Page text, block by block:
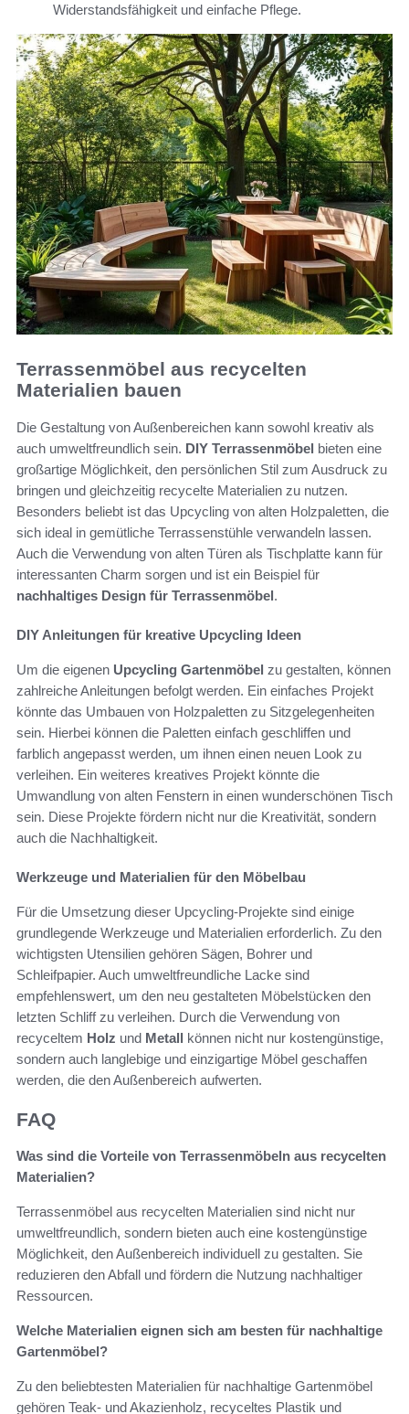
Widerstandsfähigkeit und einfache Pflege.
Terrassenmöbel aus recycelten
Materialien bauen
Die Gestaltung von Außenbereichen kann sowohl kreativ als
auch umweltfreundlich sein. DIY Terrassenmöbel bieten eine
großartige Möglichkeit, den persönlichen Stil zum Ausdruck zu
bringen und gleichzeitig recycelte Materialien zu nutzen.
Besonders beliebt ist das Upcycling von alten Holzpaletten, die
sich ideal in gemütliche Terrassenstühle verwandeln lassen.
Auch die Verwendung von alten Türen als Tischplatte kann für
interessanten Charm sorgen und ist ein Beispiel für
nachhaltiges Design für Terrassenmöbel.
DIY Anleitungen für kreative Upcycling Ideen
Um die eigenen Upcycling Gartenmöbel zu gestalten, können
zahlreiche Anleitungen befolgt werden. Ein einfaches Projekt
könnte das Umbauen von Holzpaletten zu Sitzgelegenheiten
sein. Hierbei können die Paletten einfach geschliffen und
farblich angepasst werden, um ihnen einen neuen Look zu
verleihen. Ein weiteres kreatives Projekt könnte die
Umwandlung von alten Fenstern in einen wunderschönen Tisch
sein. Diese Projekte fördern nicht nur die Kreativität, sondern
auch die Nachhaltigkeit.
Werkzeuge und Materialien für den Möbelbau
Für die Umsetzung dieser Upcycling-Projekte sind einige
grundlegende Werkzeuge und Materialien erforderlich. Zu den
wichtigsten Utensilien gehören Sägen, Bohrer und
Schleifpapier. Auch umweltfreundliche Lacke sind
empfehlenswert, um den neu gestalteten Möbelstücken den
letzten Schliff zu verleihen. Durch die Verwendung von
recyceltem Holz und Metall können nicht nur kostengünstige,
sondern auch langlebige und einzigartige Möbel geschaffen
werden, die den Außenbereich aufwerten.
FAQ
Was sind die Vorteile von Terrassenmöbeln aus recycelten
Materialien?
Terrassenmöbel aus recycelten Materialien sind nicht nur
umweltfreundlich, sondern bieten auch eine kostengünstige
Möglichkeit, den Außenbereich individuell zu gestalten. Sie
reduzieren den Abfall und fördern die Nutzung nachhaltiger
Ressourcen.
Welche Materialien eignen sich am besten für nachhaltige
Gartenmöbel?
Zu den beliebtesten Materialien für nachhaltige Gartenmöbel
gehören Teak- und Akazienholz, recyceltes Plastik und